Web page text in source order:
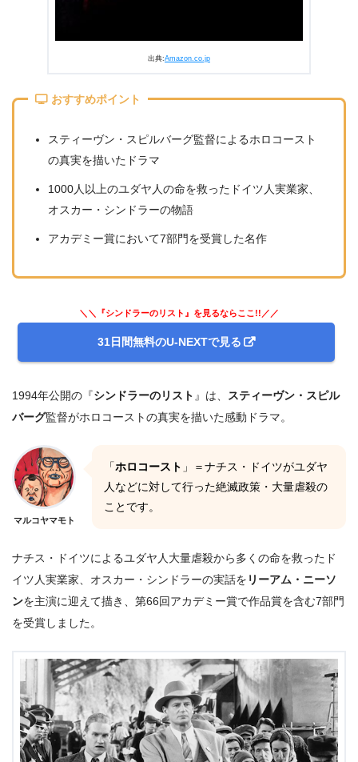
出典:Amazon.co.jp
おすすめポイント
スティーヴン・スピルバーグ監督によるホロコースト
の真実を描いたドラマ
1000人以上のユダヤ人の命を救ったドイツ人実業家、
オスカー・シンドラーの物語
アカデミー賞において7部門を受賞した名作
＼＼『シンドラーのリスト』を見るならここ!!／／
31日間無料のU-NEXTで見る
1994年公開の『シンドラーのリスト 』は、
スティーヴン・スピル
バーグ監督がホロコーストの真実を描いた感動ドラマ。
マルコヤマモト
「 ホロコースト 」＝ナチス・ドイツがユダヤ
人などに対して行った絶滅政策・大量虐殺の
ことです。
ナチス・ドイツによるユダヤ人大量虐殺から多くの命を救ったド
イツ人実業家、オスカー・シンドラーの実話を リーアム・ニーソ
ンを主演に迎えて描き、第66回アカデミー賞で作品賞を含む7部門
を受賞しました。